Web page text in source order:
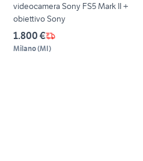
videocamera Sony FS5 Mark II +
obiettivo Sony
1.800 €
Milano(MI)